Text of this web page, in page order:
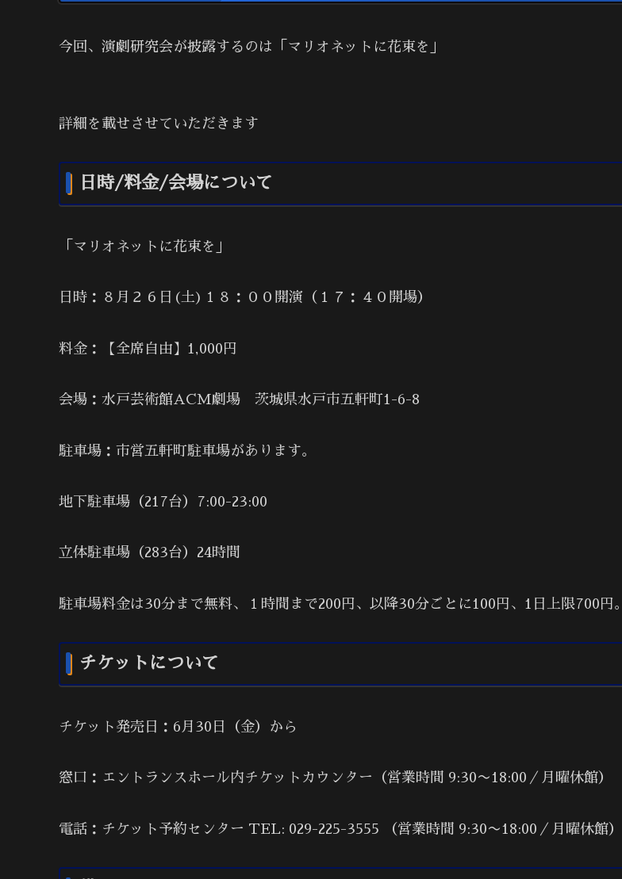
今回、演劇研究会が披露するのは「マリオネットに花束を」
詳細を載せさせていただきます
日時/料金/会場について
「マリオネットに花束を」
日時：８月２６日(土)１８：００開演（１７：４０開場）
料金：【全席自由】1,000円
会場：水戸芸術館ACM劇場 茨城県水戸市五軒町1-6-8
駐車場：市営五軒町駐車場があります。
地下駐車場（217台）7:00-23:00
立体駐車場（283台）24時間
駐車場料金は30分まで無料、１時間まで200円、以降30分ごとに100円、1日上限700円。
チケットについて
チケット発売日：6月30日（金）から
窓口：エントランスホール内チケットカウンター（営業時間 9:30〜18:00／月曜休館）
電話：チケット予約センター TEL: 029-225-3555 （営業時間 9:30〜18:00／月曜休館）